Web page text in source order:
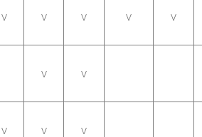
V V V V V
V V
V V V